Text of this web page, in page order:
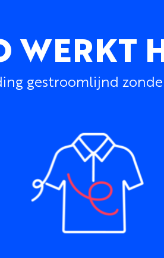
WERKT
gestroomlijnd